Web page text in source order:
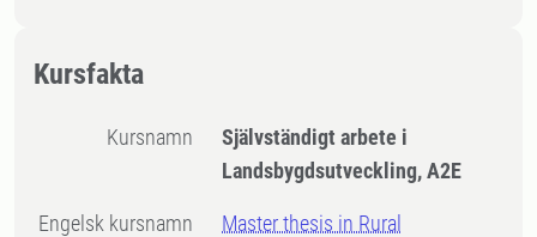
Kursfakta
Kursnamn
Självständigt arbete i
Landsbygdsutveckling, A2E
Engelsk kursnamn
Master thesis in Rural